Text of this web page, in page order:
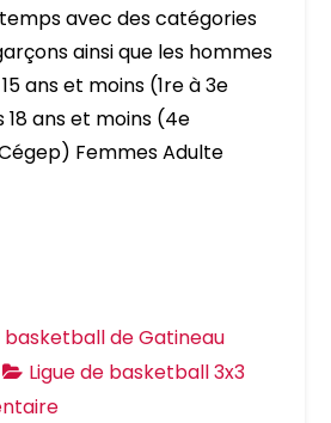
avec des catégories
ainsi que les hommes
ans et moins (1re à 3e
ans et moins (4e
Femmes Adulte
basketball de Gatineau
Ligue de basketball 3x3
sur